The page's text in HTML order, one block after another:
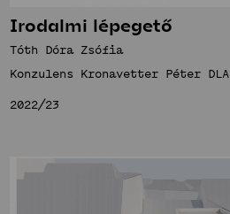
Irodalmi lépegető
Tóth Dóra Zsófia
Konzulens Kronavetter Péter DLA
2022/23